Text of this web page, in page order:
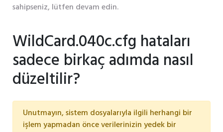
sahipseniz, lütfen devam edin.
WildCard.040c.cfg hataları
sadece birkaç adımda nasıl
düzeltilir?
Unutmayın, sistem dosyalarıyla ilgili herhangi bir
işlem yapmadan önce verilerinizin yedek bir